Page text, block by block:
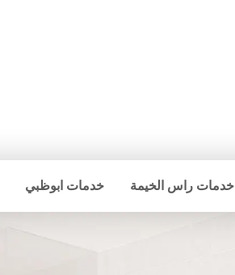
خدمات راس الخيمة خدمات ابوظبي